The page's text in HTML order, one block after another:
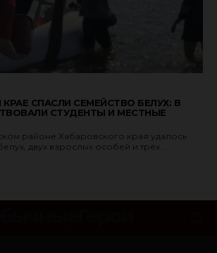
СПАСЛИ СЕМЕЙСТВО БЕЛУХ: В
СТУДЕНТЫ И МЕСТНЫЕ
районе Хабаровского края удалось
двух взрослых особей и трёх...